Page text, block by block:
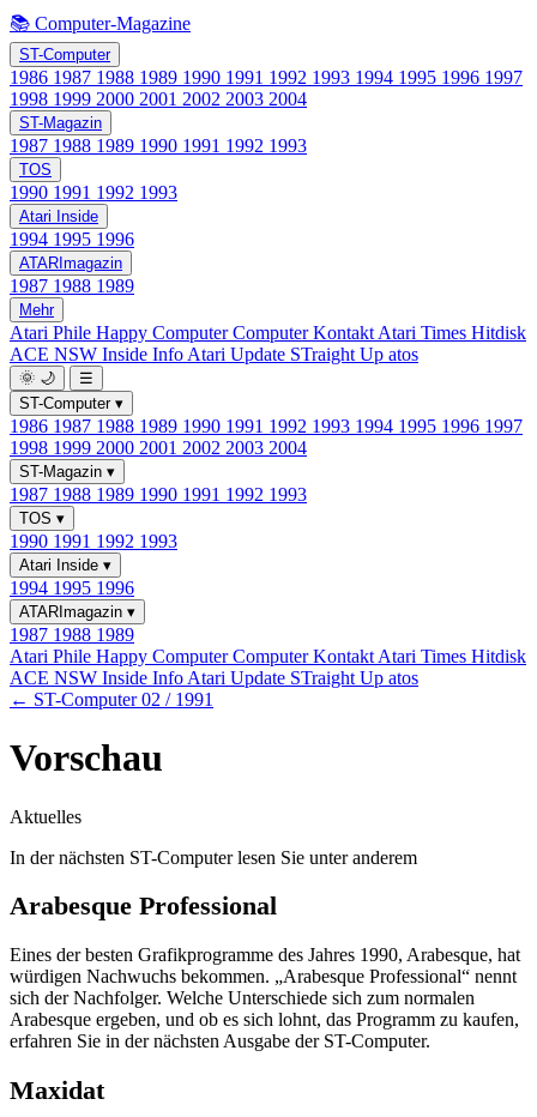
📚 Computer-Magazine
ST-Computer
1986 1987 1988 1989 1990 1991 1992 1993 1994 1995 1996 1997
1998 1999 2000 2001 2002 2003 2004
ST-Magazin
1987 1988 1989 1990 1991 1992 1993
TOS
1990 1991 1992 1993
Atari Inside
1994 1995 1996
ATARImagazin
1987 1988 1989
Mehr
Atari Phile Happy ComputerComputer Kontakt Atari Times Hitdisk
ACE NSW Inside Info Atari Update STraight Up atos
🌞 🌙
☰
ST-Computer ▾
1986 1987 1988 1989 1990 1991 1992 1993 1994 1995 1996 1997
1998 1999 2000 2001 2002 2003 2004
ST-Magazin ▾
1987 1988 1989 1990 1991 1992 1993
TOS ▾
1990 1991 1992 1993
Atari Inside ▾
1994 1995 1996
ATARImagazin ▾
1987 1988 1989
Atari Phile Happy ComputerComputer Kontakt Atari Times Hitdisk
ACE NSW Inside Info Atari Update STraight Up atos
← ST-Computer 02 / 1991
Vorschau
Aktuelles
In der nächsten ST-Computer lesen Sie unter anderem
Arabesque Professional
Eines der besten Grafikprogramme des Jahres 1990, Arabesque, hat
würdigen Nachwuchs bekommen. „Arabesque Professional“ nennt
sich der Nachfolger. Welche Unterschiede sich zum normalen
Arabesque ergeben, und ob es sich lohnt, das Programm zu kaufen,
erfahren Sie in der nächsten Ausgabe der ST-Computer.
Maxidat